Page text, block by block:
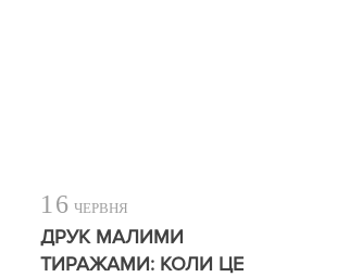
16 ЧЕРВНЯ
ДРУК МАЛИМИ
ТИРАЖАМИ: КОЛИ ЦЕ